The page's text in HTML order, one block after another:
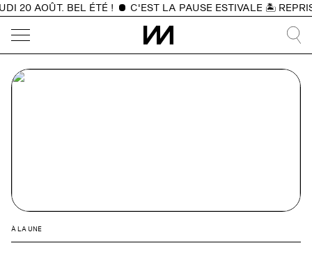
20 AOÛT. BEL ÉTÉ ! C'EST LA PAUSE ESTIVALE 🏝️
À LA UNE